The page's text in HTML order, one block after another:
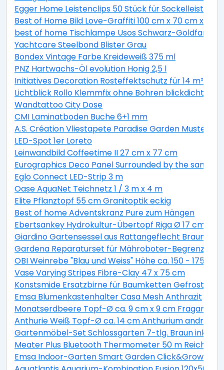
Egger Home Leistenclips 50 Stück für Sockelleisten
Best of Home Bild Love-Graffiti 100 cm x 70 cm x 3,5
best of home Tischlampe Usos Schwarz-Goldfarben
Yachtcare Steelbond Blister Grau
Bondex Vintage Farbe Kreideweiß 375 ml
PNZ Hartwachs-Öl evolution Honig 2,5 l
Initiatives Decoration Rosteffektschutz für 14 m²
Lichtblick Rollo Klemmfix ohne Bohren blickdicht
Wandtattoo City Dose
CMI Laminatboden Buche 6+1 mm
A.S. Création Vliestapete Paradise Garden Muster
LED-Spot 1er Loreto
Leinwandbild Coffeetime II 27 cm x 77 cm
Eurographics Deco Panel Surrounded by the sand II
Eglo Connect LED-Strip 3 m
Oase AquaNet Teichnetz 1 / 3 m x 4 m
Elite Pflanztopf 55 cm Granitoptik eckig
Best of home Adventskranz Pure zum Hängen
Ebertsankey Hydrokultur-Übertopf Riga Ø 17 cm
Giardino Gartensessel aus Rattangeflecht Braun
Gardena Reparaturset für Mähroboter-
OBI Weinrebe "Blau und Weiss" Höhe ca. 150 - 175 cm
Vase Varying Stripes Fibre-Clay 47 x 75 cm
Konstsmide Ersatzbirne für Baumketten Gefrostet
Emsa Blumenkastenhalter Casa Mesh Anthrazit
Monatserdbeere Topf-Ø ca. 9 cm x 9 cm Fragaria
Anthurie Weiß Topf-Ø ca. 14 cm Anthurium
Gartenmöbel-Set Schlossgarten 7-tlg. Braun inkl.
Meater Plus Bluetooth Thermometer 50 m
Emsa Indoor-Garten Smart Garden Click&Grow 9